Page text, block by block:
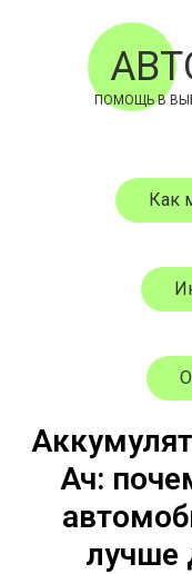
ПОМОЩЬ В
Как
Ач:
лучше